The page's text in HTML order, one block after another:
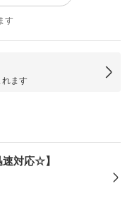
す
れます
対応☆】